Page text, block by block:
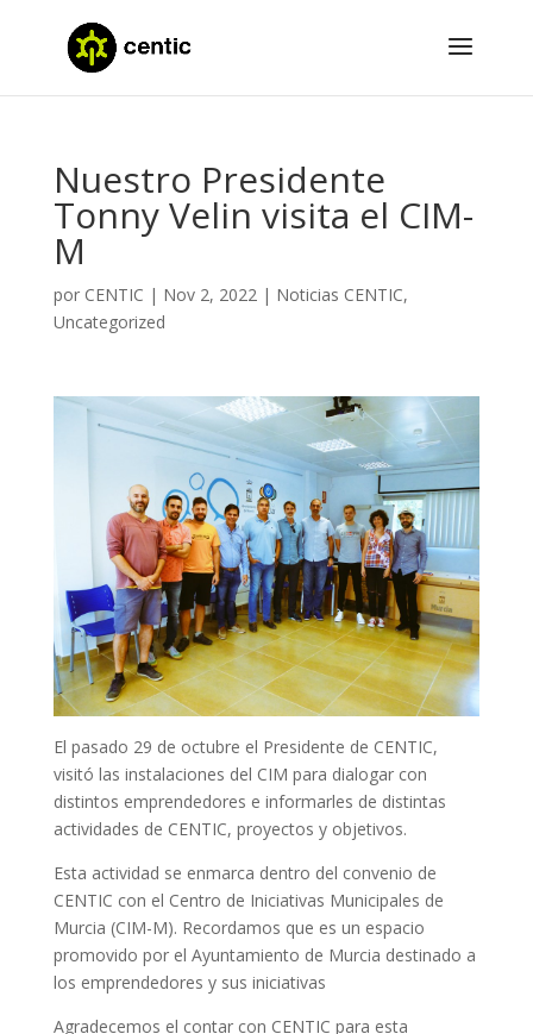
Nuestro Presidente
Tonny Velin visita el CIM-
M
por CENTIC | Nov 2, 2022| Noticias CENTIC,
Uncategorized
El pasado 29 de octubre el Presidente de CENTIC,
visitó las instalaciones del CIM para dialogar con
distintos emprendedores e informarles de distintas
actividades de CENTIC, proyectos y objetivos.
Esta actividad se enmarca dentro del convenio de
CENTIC con el Centro de Iniciativas Municipales de
Murcia (CIM-M). Recordamos que es un espacio
promovido por el Ayuntamiento de Murcia destinado a
los emprendedores y sus iniciativas
Agradecemos el contar con CENTIC para esta